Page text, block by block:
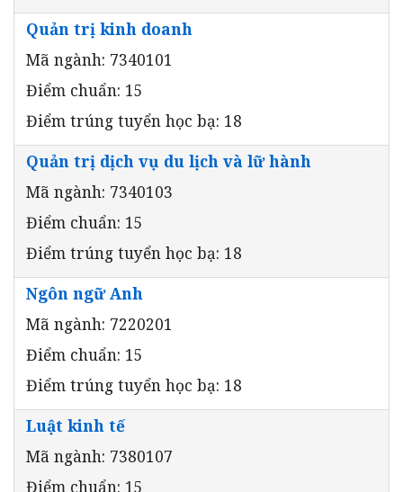
Quản trị kinh doanh
Mã ngành: 7340101
Điểm chuẩn: 15
Điểm trúng tuyển học bạ: 18
Quản trị dịch vụ du lịch và lữ hành
Mã ngành: 7340103
Điểm chuẩn: 15
Điểm trúng tuyển học bạ: 18
Ngôn ngữ Anh
Mã ngành: 7220201
Điểm chuẩn: 15
Điểm trúng tuyển học bạ: 18
Luật kinh tế
Mã ngành: 7380107
Điểm chuẩn: 15